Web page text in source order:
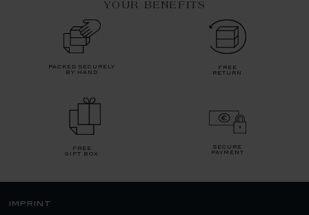
YOUR BENEFITS
packed securely
by hand
free
return
free
gift box
secure
payment
imprint